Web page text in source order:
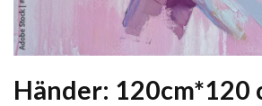
Händer: 120cm*120